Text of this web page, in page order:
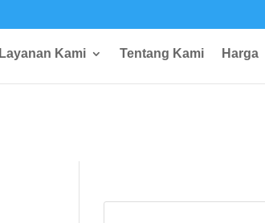
Layanan Kami Tentang Kami Harga